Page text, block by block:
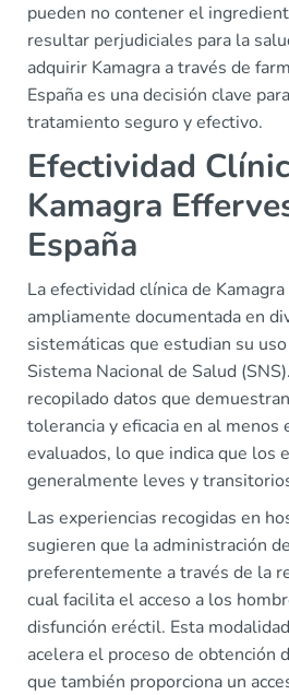
pueden no contener el
resultar perjudiciales para la
adquirir Kamagra a través de
España es una decisión clave
tratamiento seguro y efectivo.
Efectividad
Kamagra
España
La efectividad clínica de
ampliamente documentada en
sistemáticas que estudian su
Sistema Nacional de Salud
recopilado datos que
tolerancia y eficacia en al menos
evaluados, lo que indica que los
generalmente leves y
Las experiencias recogidas en
sugieren que la administración
preferentemente a través de la
cual facilita el acceso a los
disfunción eréctil. Esta
acelera el proceso de obtención
que también proporciona un